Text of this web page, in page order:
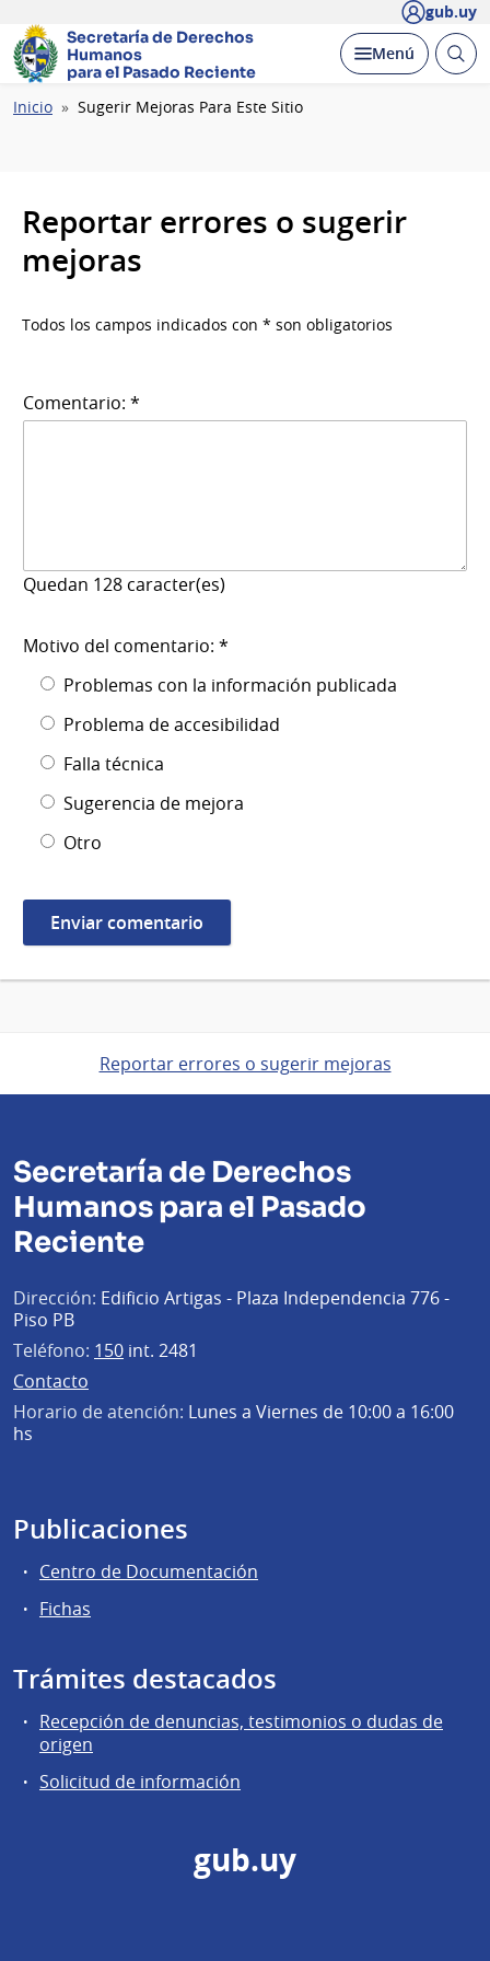
gub.uy
Secretaría de Derechos
Humanos
para el Pasado Reciente
Desplegar
Menú Abrir
Ruta
Inicio Sugerir Mejoras Para Este Sitio
Reportar errores o sugerir
mejoras
Todos los campos indicados con * son obligatorios
Comentario: *
Quedan 128 caracter(es)
Motivo del comentario: *
Problemas con la información publicada
Problema de accesibilidad
Falla técnica
Sugerencia de mejora
Otro
Reportar errores o sugerir mejoras
Secretaría de Derechos
Humanos para el Pasado
Reciente
Dirección: Edificio Artigas - Plaza Independencia 776 -
Piso PB
Teléfono: 150 int. 2481
Contacto
Horario de atención: Lunes a Viernes de 10:00 a 16:00
hs
Publicaciones
Centro de Documentación
Fichas
Trámites destacados
Recepción de denuncias, testimonios o dudas de
origen
Solicitud de información
gub.uy